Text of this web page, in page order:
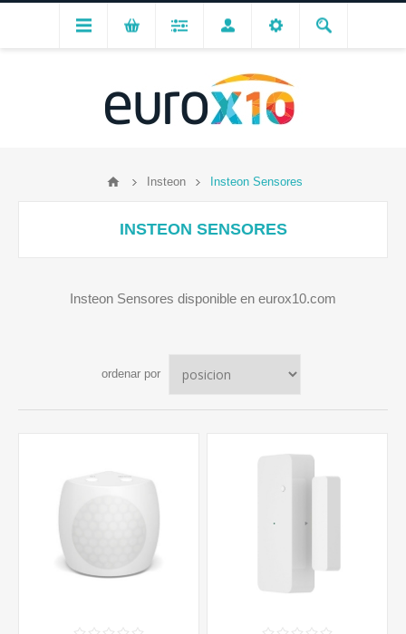
Insteon Insteon Sensores
INSTEON SENSORES
Insteon Sensores disponible en eurox10.com
ordenar por